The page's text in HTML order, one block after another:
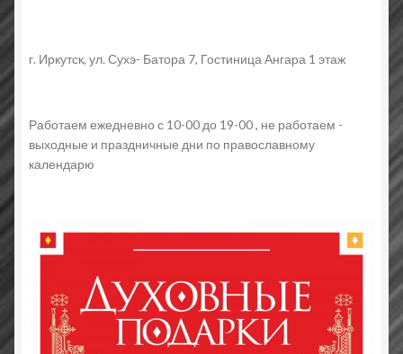
г. Иркутск, ул. Сухэ- Батора 7, Гостиница Ангара 1 этаж
Работаем ежедневно с 10-00 до 19-00 , не работаем -
выходные и праздничные дни по православному
календарю